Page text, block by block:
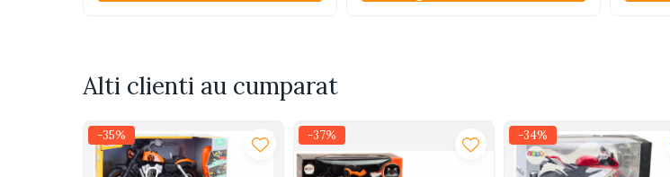
Scaune de masa
Alti clienti au cumparat
-35% -37% -34%